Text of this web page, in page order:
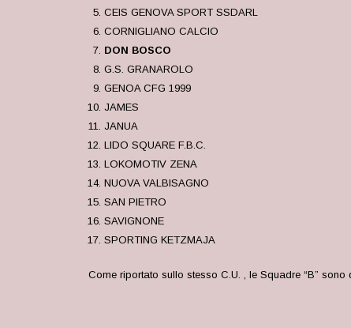
CEIS GENOVA SPORT SSDARL
CORNIGLIANO CALCIO
DON BOSCO
G.S. GRANAROLO
GENOA CFG 1999
JAMES
JANUA
LIDO SQUARE F.B.C.
LOKOMOTIV ZENA
NUOVA VALBISAGNO
SAN PIETRO
SAVIGNONE
SPORTING KETZMAJA
Come riportato sullo stesso C.U. , le Squadre “B”